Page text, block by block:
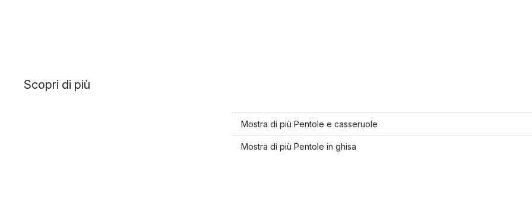
Scopri di più
Mostra di più Pentole e casseruole
Mostra di più Pentole in ghisa